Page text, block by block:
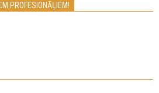
PROFESIONĀĻIEM!